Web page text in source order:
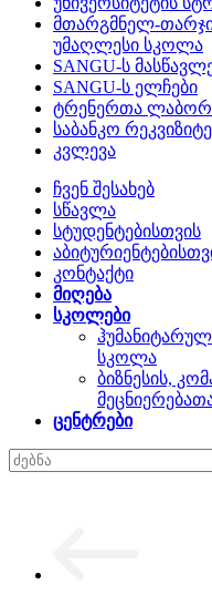
მთარგმნელ-
უმაღლესი სკოლა
SANGU-ს
SANGU-ს ელჩები
ტრენერთა
საბანკო
კვლევა
ჩვენ შესახებ
სწავლა
სტუდენტებისთვის
კონტაქტი
მიღება
სკოლები
სკოლა
ბიზნესის,
ცენტრები